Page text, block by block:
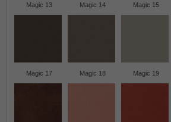
Magic 13 Magic 14 Magic 15
Magic 17 Magic 18 Magic 19